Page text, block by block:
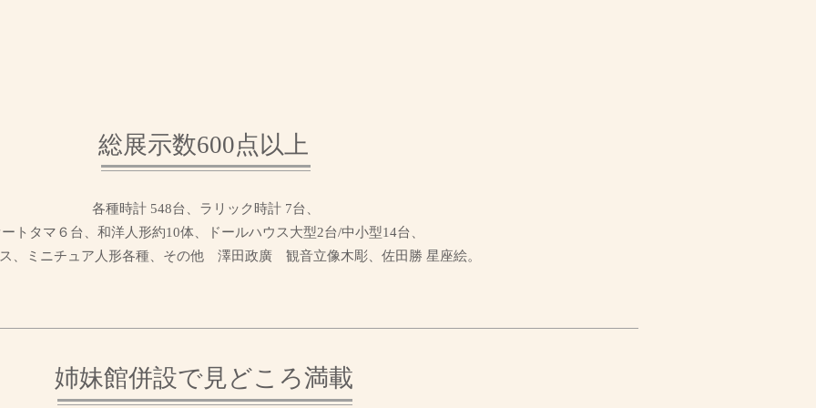
総展示数600点以上
各種時計 548台、ラリック時計 7台、
ートタマ６台、和洋人形約10体、ドールハウス大型2台/中小型14台、
、ミニチュア人形各種、その他 澤田政廣 観音立像木彫、佐田勝 星座絵。
姉妹館併設で見どころ満載